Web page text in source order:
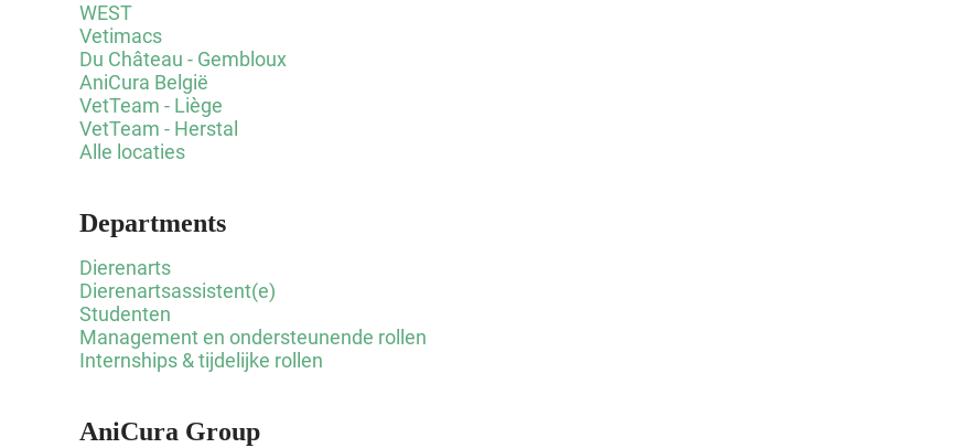
WEST
Vetimacs
Du Château - Gembloux
AniCura België
VetTeam - Liège
VetTeam - Herstal
Alle locaties
Departments
Dierenarts
Dierenartsassistent(e)
Studenten
Management en ondersteunende rollen
Internships & tijdelijke rollen
AniCura Group